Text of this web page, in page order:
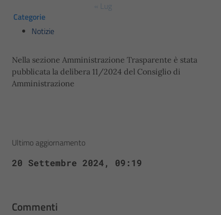
« Lug
Categorie
Notizie
Nella sezione Amministrazione Trasparente è stata
pubblicata la delibera 11/2024 del Consiglio di
Amministrazione
Ultimo aggiornamento
20 Settembre 2024, 09:19
Commenti